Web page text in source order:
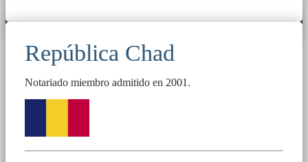
República Chad
Notariado miembro admitido en 2001.